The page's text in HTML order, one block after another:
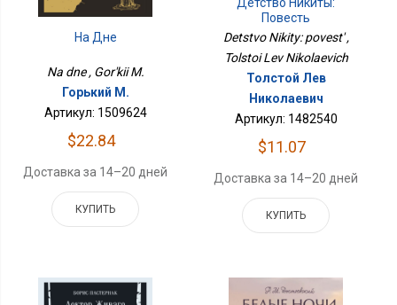
На Дне
Na dne , Gor'kii M.
Горький М.
Артикул: 1509624
$22.84
Доставка за 14–20 дней
КУПИТЬ
Детство Никиты:
Повесть
Detstvo Nikity: povest' ,
Tolstoi Lev Nikolaevich
Толстой Лев
Николаевич
Артикул: 1482540
$11.07
Доставка за 14–20 дней
КУПИТЬ